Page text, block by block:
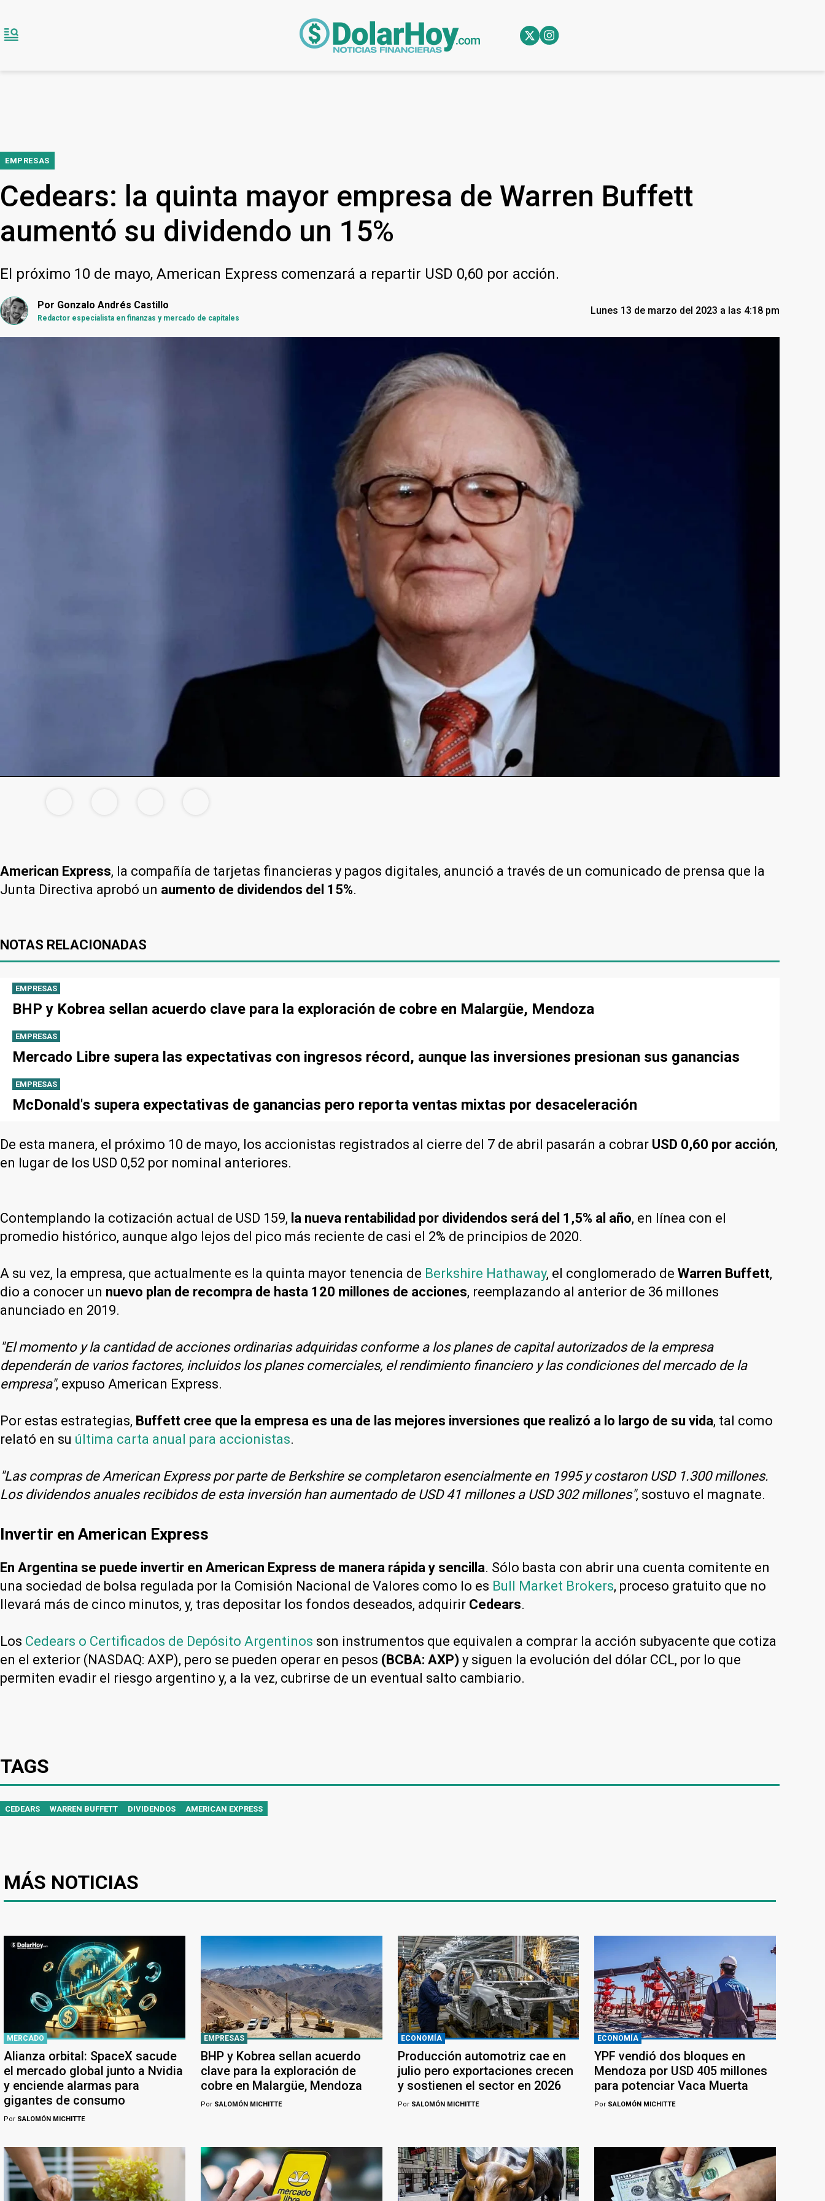
EMPRESAS
Cedears: la quinta mayor empresa de Warren Buffett
aumentó su dividendo un 15%
El próximo 10 de mayo, American Express comenzará a repartir USD 0,60 por acción.
Por Gonzalo Andrés Castillo
Redactor especialista en finanzas y mercado de capitales
Lunes 13 de marzo del 2023 a las 4:18 pm
American Express, la compañía de tarjetas financieras y pagos digitales, anunció a través de un comunicado de prensa que la
Junta Directiva aprobó un aumento de dividendos del 15%.
NOTAS RELACIONADAS
EMPRESAS
BHP y Kobrea sellan acuerdo clave para la exploración de cobre en Malargüe, Mendoza
EMPRESAS
Mercado Libre supera las expectativas con ingresos récord, aunque las inversiones presionan sus ganancias
EMPRESAS
McDonald's supera expectativas de ganancias pero reporta ventas mixtas por desaceleración
De esta manera, el próximo 10 de mayo, los accionistas registrados al cierre del 7 de abril pasarán a cobrar USD 0,60 por acción,
en lugar de los USD 0,52 por nominal anteriores.
Contemplando la cotización actual de USD 159, la nueva rentabilidad por dividendos será del 1,5% al año, en línea con el
promedio histórico, aunque algo lejos del pico más reciente de casi el 2% de principios de 2020.
A su vez, la empresa, que actualmente es la quinta mayor tenencia de Berkshire Hathaway, el conglomerado de Warren Buffett,
dio a conocer un nuevo plan de recompra de hasta 120 millones de acciones, reemplazando al anterior de 36 millones
anunciado en 2019.
"El momento y la cantidad de acciones ordinarias adquiridas conforme a los planes de capital autorizados de la empresa
dependerán de varios factores, incluidos los planes comerciales, el rendimiento financiero y las condiciones del mercado de la
empresa", expuso American Express.
Por estas estrategias, Buffett cree que la empresa es una de las mejores inversiones que realizó a lo largo de su vida, tal como
relató en su última carta anual para accionistas.
"Las compras de American Express por parte de Berkshire se completaron esencialmente en 1995 y costaron USD 1.300 millones.
Los dividendos anuales recibidos de esta inversión han aumentado de USD 41 millones a USD 302 millones", sostuvo el magnate.
Invertir en American Express
En Argentina se puede invertir en American Express de manera rápida y sencilla. Sólo basta con abrir una cuenta comitente en
una sociedad de bolsa regulada por la Comisión Nacional de Valores como lo es Bull Market Brokers, proceso gratuito que no
llevará más de cinco minutos, y, tras depositar los fondos deseados, adquirir Cedears.
Los Cedears o Certificados de Depósito Argentinos son instrumentos que equivalen a comprar la acción subyacente que cotiza
en el exterior (NASDAQ: AXP), pero se pueden operar en pesos (BCBA: AXP) y siguen la evolución del dólar CCL, por lo que
permiten evadir el riesgo argentino y, a la vez, cubrirse de un eventual salto cambiario.
TAGS
CEDEARS WARREN BUFFETT DIVIDENDOS AMERICAN EXPRESS
MÁS NOTICIAS
MERCADO
Alianza orbital: SpaceX sacude
el mercado global junto a Nvidia
y enciende alarmas para
gigantes de consumo
Por SALOMÓN MICHITTE
EMPRESAS
BHP y Kobrea sellan acuerdo
clave para la exploración de
cobre en Malargüe, Mendoza
PorSALOMÓN MICHITTE
ECONOMÍA
Producción automotriz cae en
julio pero exportaciones crecen
y sostienen el sector en 2026
PorSALOMÓN MICHITTE
ECONOMÍA
YPF vendió dos bloques en
Mendoza por USD 405 millones
para potenciar Vaca Muerta
Por SALOMÓN MICHITTE